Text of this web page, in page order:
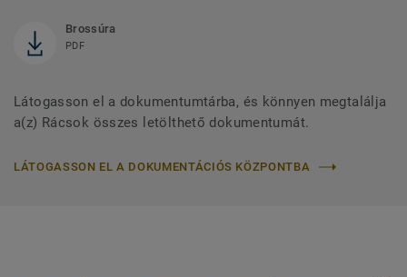
Brossúra
PDF
Látogasson el a dokumentumtárba, és könnyen megtalálja
a(z) Rácsok összes letölthető dokumentumát.
LÁTOGASSON EL A DOKUMENTÁCIÓS KÖZPONTBA